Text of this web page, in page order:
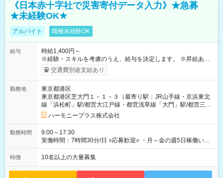
《日本赤十字社で災害寄付データ入力》★急募
★未経験OK★
アルバイト 職種未経験OK
給与
時給1,400円～
※経験・スキルを考慮のうえ、給与を決定します。 ※昇給あり
（勤務実績・評価による） ※残業が発生した場合は、時間外手
当を全額支給します。 ※交通費支給（月額上限50,000円／当社
間中も給与・待遇に変更はありません。 【試用期間】試用期間
あり 試用期間の長さ：1ヶ月 雇用形態、給与は本採用時と同じ
です。 試用期間中は、健康保険などの福利厚生の一部が制限さ
れる可能性があります。
交通費別途支給あり
勤務地
東京都港区
東京都港区芝大門１－１－３（最寄り駅：JR山手線・京浜東北
線「浜松町」駅/都営大江戸線・都営浅草線「⼤⾨」駅/都営三田
線「御成⾨」駅）
ハーモニープラス株式会社
勤務時間
9:00～17:30
実働時間：7時間30分/日 ○応募歓迎○ ・月～金の週5日稼働いた
だける方 ・実働時間：7.5時間（休憩1時間）
特徴 10名以上の大量募集